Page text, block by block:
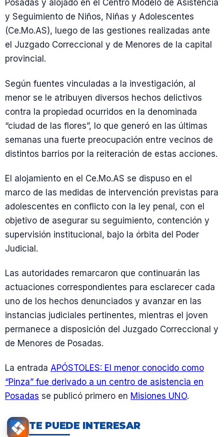
Posadas y alojado en el Centro Modelo de Asistencia
y Seguimiento de Niños, Niñas y Adolescentes
(Ce.Mo.AS), luego de las gestiones realizadas ante
el Juzgado Correccional y de Menores de la capital
provincial.
Según fuentes vinculadas a la investigación, al
menor se le atribuyen diversos hechos delictivos
contra la propiedad ocurridos en la denominada
“ciudad de las flores”, lo que generó en las últimas
semanas una fuerte preocupación entre vecinos de
distintos barrios por la reiteración de estas acciones.
El alojamiento en el Ce.Mo.AS se dispuso en el
marco de las medidas de intervención previstas para
adolescentes en conflicto con la ley penal, con el
objetivo de asegurar su seguimiento, contención y
supervisión institucional, bajo la órbita del Poder
Judicial.
Las autoridades remarcaron que continuarán las
actuaciones correspondientes para esclarecer cada
uno de los hechos denunciados y avanzar en las
instancias judiciales pertinentes, mientras el joven
permanece a disposición del Juzgado Correccional y
de Menores de Posadas.
La entrada APÓSTOLES: El menor conocido como
“Pinza” fue derivado a un centro de asistencia en
Posadas se publicó primero en Misiones UNO.
TE PUEDE INTERESAR